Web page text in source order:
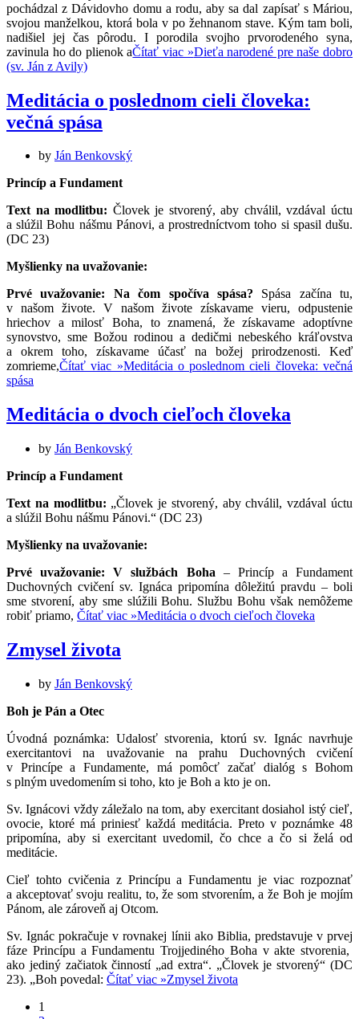
pochádzal z Dávidovho domu a rodu, aby sa dal zapísať s Máriou,
svojou manželkou, ktorá bola v po žehnanom stave. Kým tam boli,
nadišiel jej čas pôrodu. I porodila svojho prvorodeného syna,
zavinula ho do plienok aČítať viac »Dieťa narodené pre naše dobro
(sv. Ján z Avily)
Meditácia o poslednom cieli človeka:
večná spása
by Ján Benkovský
Princíp a Fundament
Text na modlitbu: Človek je stvorený, aby chválil, vzdával úctu
a slúžil Bohu nášmu Pánovi, a prostredníctvom toho si spasil dušu.
(DC 23)
Myšlienky na uvažovanie:
Prvé uvažovanie: Na čom spočíva spása? Spása začína tu,
v našom živote. V našom živote získavame vieru, odpustenie
hriechov a milosť Boha, to znamená, že získavame adoptívne
synovstvo, sme Božou rodinou a dedičmi nebeského kráľovstva
a okrem toho, získavame účasť na božej prirodzenosti. Keď
zomrieme,Čítať viac »Meditácia o poslednom cieli človeka: večná
spása
Meditácia o dvoch cieľoch človeka
by Ján Benkovský
Princíp a Fundament
Text na modlitbu: „Človek je stvorený, aby chválil, vzdával úctu
a slúžil Bohu nášmu Pánovi.“ (DC 23)
Myšlienky na uvažovanie:
Prvé uvažovanie: V službách Boha – Princíp a Fundament
Duchovných cvičení sv. Ignáca pripomína dôležitú pravdu – boli
sme stvorení, aby sme slúžili Bohu. Službu Bohu však nemôžeme
robiť priamo, Čítať viac »Meditácia o dvoch cieľoch človeka
Zmysel života
by Ján Benkovský
Boh je Pán a Otec
Úvodná poznámka: Udalosť stvorenia, ktorú sv. Ignác navrhuje
exercitantovi na uvažovanie na prahu Duchovných cvičení
v Princípe a Fundamente, má pomôcť začať dialóg s Bohom
s plným uvedomením si toho, kto je Boh a kto je on.
Sv. Ignácovi vždy záležalo na tom, aby exercitant dosiahol istý cieľ,
ovocie, ktoré má priniesť každá meditácia. Preto v poznámke 48
pripomína, aby si exercitant uvedomil, čo chce a čo si želá od
meditácie.
Cieľ tohto cvičenia z Princípu a Fundamentu je viac rozpoznať
a akceptovať svoju realitu, to, že som stvorením, a že Boh je mojím
Pánom, ale zároveň aj Otcom.
Sv. Ignác pokračuje v rovnakej línii ako Biblia, predstavuje v prvej
fáze Princípu a Fundamentu Trojjediného Boha v akte stvorenia,
ako jediný začiatok činností „ad extra“. „Človek je stvorený“ (DC
23). „Boh povedal: Čítať viac »Zmysel života
1